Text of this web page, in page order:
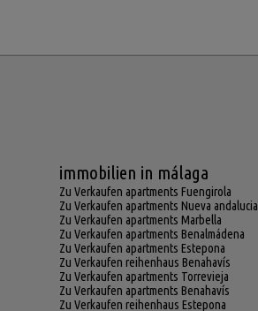
immobilien in málaga
Zu Verkaufen apartments Fuengirola
Zu Verkaufen apartments Nueva andalucia
Zu Verkaufen apartments Marbella
Zu Verkaufen apartments Benalmádena
Zu Verkaufen apartments Estepona
Zu Verkaufen reihenhaus Benahavís
Zu Verkaufen apartments Torrevieja
Zu Verkaufen apartments Benahavís
Zu Verkaufen reihenhaus Estepona